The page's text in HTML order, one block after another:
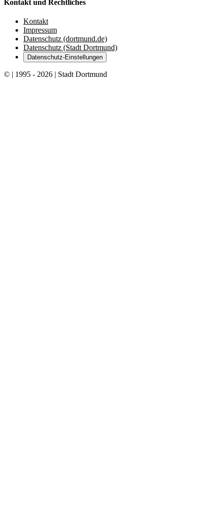
Kontakt und Rechtliches
Kontakt
Impressum
Datenschutz (dortmund.de)
Datenschutz (Stadt Dortmund)
Datenschutz-Einstellungen
© | 1995 - 2026 | Stadt Dortmund